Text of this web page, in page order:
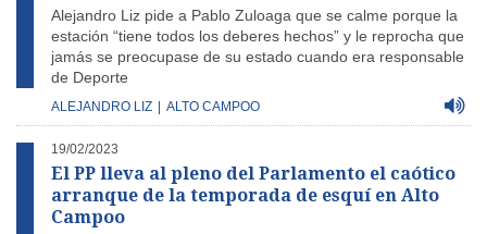
Alejandro Liz pide a Pablo Zuloaga que se calme porque la
estación “tiene todos los deberes hechos” y le reprocha que
jamás se preocupase de su estado cuando era responsable
de Deporte
ALEJANDRO LIZ ALTO CAMPOO
19/02/2023
El PP lleva al pleno del Parlamento el caótico
arranque de la temporada de esquí en Alto
Campoo